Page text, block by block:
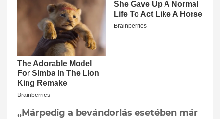
„Márpedig a bevándorlás esetében már